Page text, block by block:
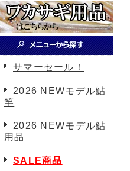
サマーセール！
2026 NEWモデル鮎
竿
2026 NEWモデル鮎
用品
SALE商品